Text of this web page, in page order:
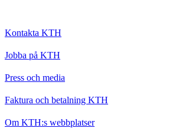
Kontakta KTH
Jobba på KTH
Press och media
Faktura och betalning KTH
Om KTH:s webbplatser